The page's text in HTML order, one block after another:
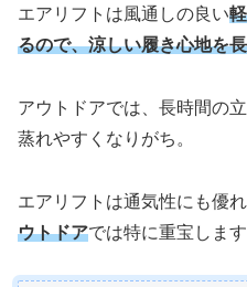
エアリフトは風通しの良い
るので、涼しい履き心地を
アウトドアでは、長時間の
蒸れやすくなりがち。
エアリフトは通気性にも優れ
ウトドアでは特に重宝します